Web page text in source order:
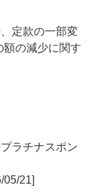
定款の一部変
額の減少に関す
ラチナスポン
05/21]